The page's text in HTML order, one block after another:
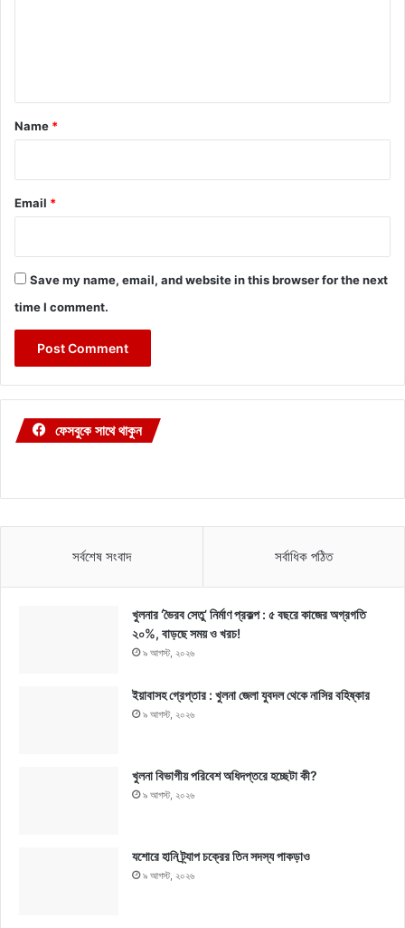
*
Name *
Email *
Save my name, email, and website in this browser for the next
time I comment.
ফেসবুকে সাথে থাকুন
সর্বশেষ সংবাদ সর্বাধিক পঠিত
খুলনার ‘ভৈরব সেতু’ নির্মাণ প্রকল্প : ৫ বছরে কাজের অগ্রগতি
২০%, বাড়ছে সময় ও খরচ!
৯ আগস্ট, ২০২৬
ইয়াবাসহ গ্রেপ্তার : খুলনা জেলা যুবদল থেকে নাসির বহিষ্কার
৯ আগস্ট, ২০২৬
খুলনা বিভাগীয় পরিবেশ অধিদপ্তরে হচ্ছেটা কী?
৯ আগস্ট, ২০২৬
যশোরে হানি ট্র্যাপ চক্রের তিন সদস্য পাকড়াও
৯ আগস্ট, ২০২৬